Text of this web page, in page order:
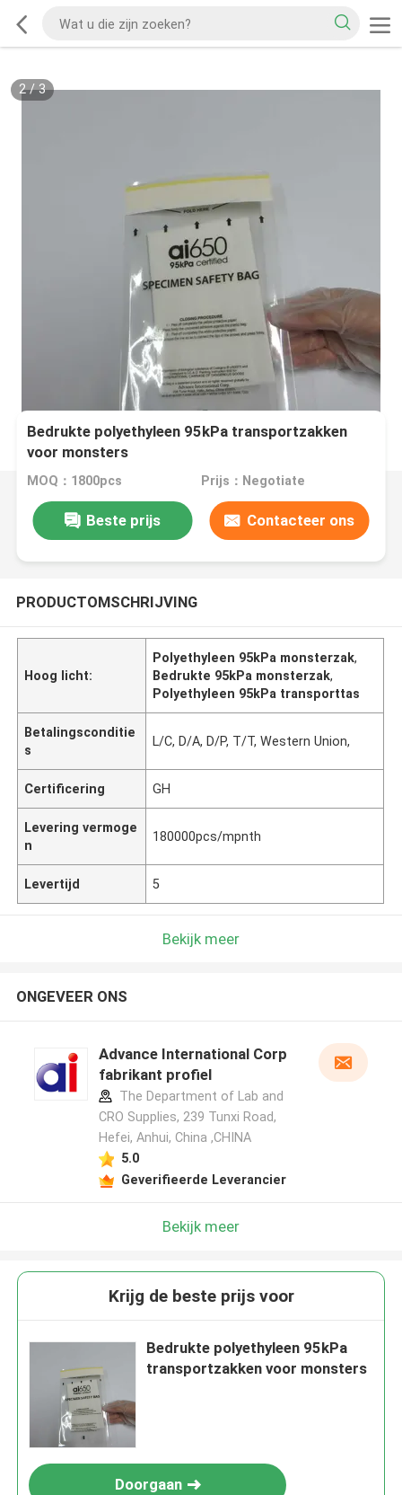
2/3
Bedrukte polyethyleen 95kPa transportzakken
voor monsters
MOQ：1800pcs Prijs：Negotiate
Beste prijs Contacteer ons
PRODUCTOMSCHRIJVING
Hoog licht:
Polyethyleen 95kPa monsterzak,
Bedrukte 95kPa monsterzak,
Polyethyleen 95kPa transporttas
Betalingsconditie
s
L/C, D/A, D/P, T/T, Western Union,
Certificering GH
Levering vermoge
n
180000pcs/mpnth
Levertijd 5
Bekijk meer
ONGEVEER ONS
Advance International Corp
fabrikant profiel
The Department of Lab and
CRO Supplies, 239 Tunxi Road,
Hefei, Anhui, China ,CHINA
5.0
Geverifieerde Leverancier
Bekijk meer
Krijg de beste prijs voor
Bedrukte polyethyleen 95kPa
transportzakken voor monsters
Doorgaan